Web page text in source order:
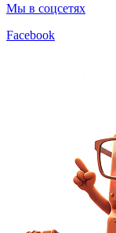
Мы в соцсетях
Facebook